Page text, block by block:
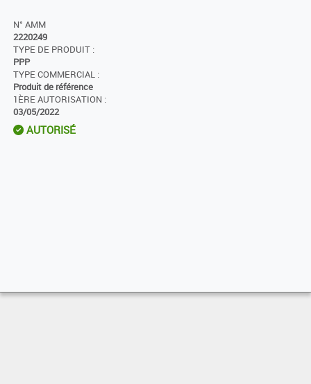
N° AMM
2220249
TYPE DE PRODUIT :
PPP
TYPE COMMERCIAL :
Produit de référence
1ÈRE AUTORISATION :
03/05/2022
AUTORISÉ